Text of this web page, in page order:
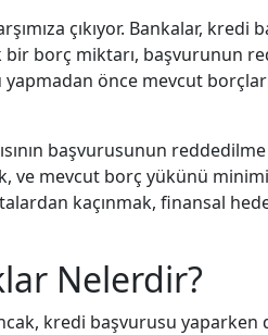
çıkıyor. Bankalar, kredi
borç miktarı, başvurunun
önce mevcut
başvurusunun reddedilme
ve mevcut borç yükünü
kaçınmak, finansal
Nelerdir?
kredi başvurusu yaparken